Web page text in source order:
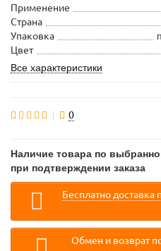
Применение
Страна
Упаковка
Цвет
Все характеристики
0
Наличие товара по
при подтверждении заказа
Бесплатно доставка
Обмен и возврат